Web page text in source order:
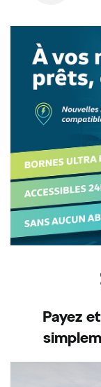
Payez